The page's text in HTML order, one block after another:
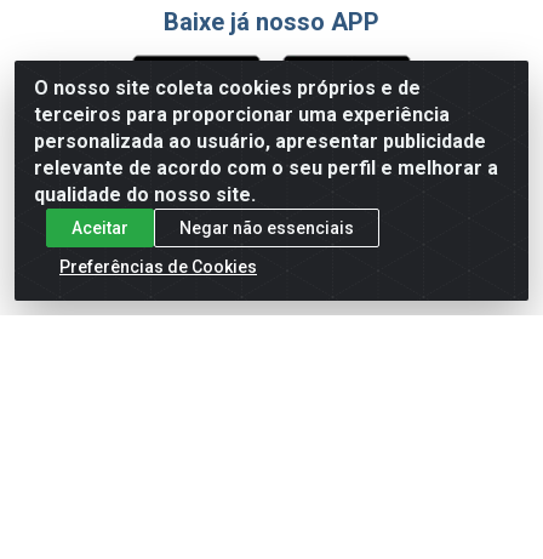
O nosso site coleta cookies próprios e de
terceiros para proporcionar uma experiência
personalizada ao usuário, apresentar publicidade
relevante de acordo com o seu perfil e melhorar a
qualidade do nosso site.
Aceitar
Negar não essenciais
Preferências de Cookies
Baixe já nosso APP
Formas de Pagamento